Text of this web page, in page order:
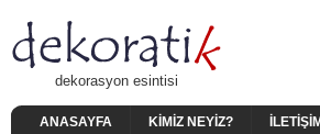
dekorasyon esintisi
ANASAYFA KIMIZ NEYIZ? İLETIŞIM